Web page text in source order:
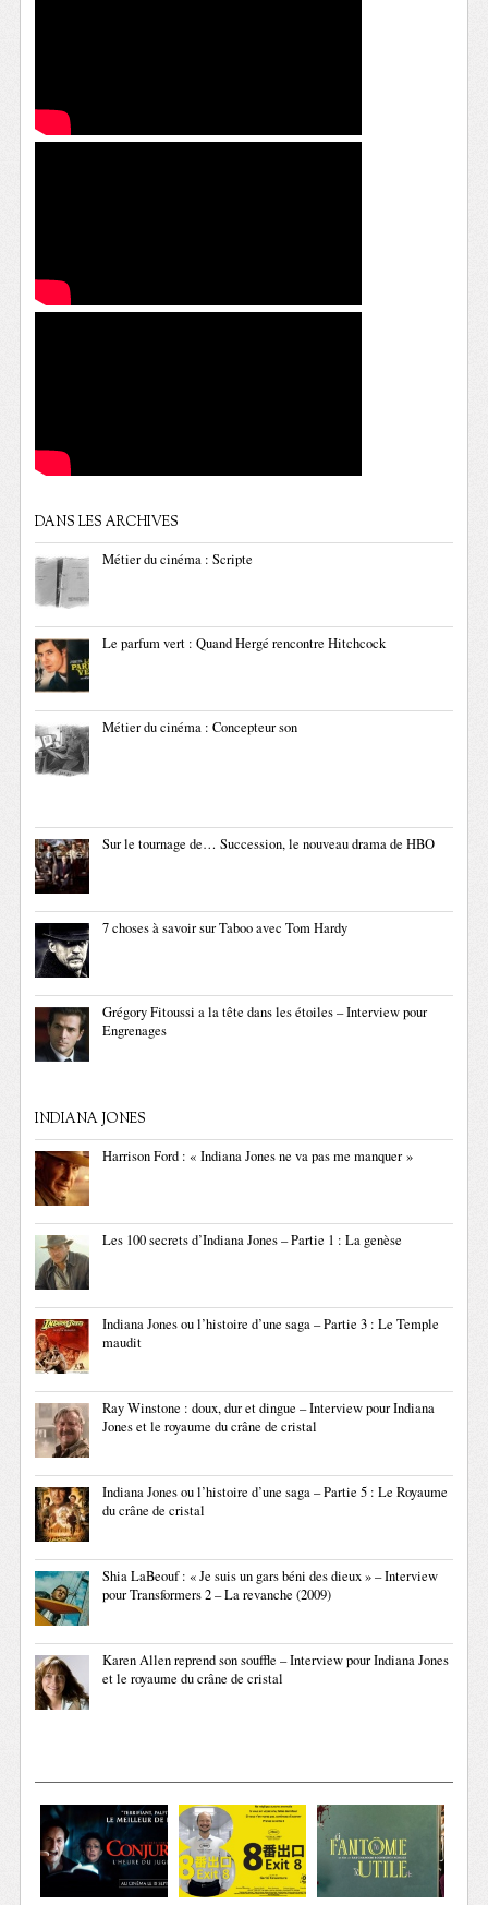
DANS LES ARCHIVES
Métier du cinéma : Scripte
Le parfum vert : Quand Hergé rencontre Hitchcock
Métier du cinéma : Concepteur son
Sur le tournage de… Succession, le nouveau drama de HBO
7 choses à savoir sur Taboo avec Tom Hardy
Grégory Fitoussi a la tête dans les étoiles – Interview pour
Engrenages
INDIANA JONES
Harrison Ford : « Indiana Jones ne va pas me manquer »
Les 100 secrets d’Indiana Jones – Partie 1 : La genèse
Indiana Jones ou l’histoire d’une saga – Partie 3 : Le Temple
maudit
Ray Winstone : doux, dur et dingue – Interview pour Indiana
Jones et le royaume du crâne de cristal
Indiana Jones ou l’histoire d’une saga – Partie 5 : Le Royaume
du crâne de cristal
Shia LaBeouf : « Je suis un gars béni des dieux » – Interview
pour Transformers 2 – La revanche (2009)
Karen Allen reprend son souffle – Interview pour Indiana Jones
et le royaume du crâne de cristal